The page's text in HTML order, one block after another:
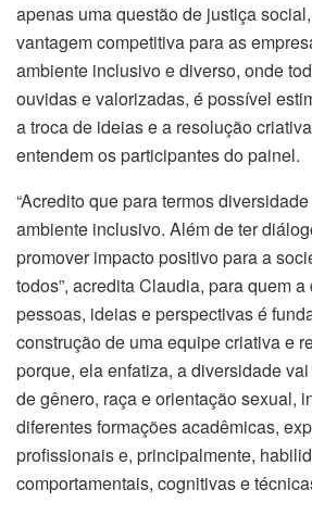
apenas uma questão de justiça
vantagem competitiva para as
ambiente inclusivo e diverso, onde
ouvidas e valorizadas, é possível
a troca de ideias e a resolução
entendem os participantes do painel.
“Acredito que para termos
ambiente inclusivo. Além de ter
promover impacto positivo para a
todos”, acredita Claudia, para quem
pessoas, ideias e perspectivas é
construção de uma equipe criativa e
porque, ela enfatiza, a diversidade
de gênero, raça e orientação sexual,
diferentes formações acadêmicas,
profissionais e, principalmente,
comportamentais, cognitivas e